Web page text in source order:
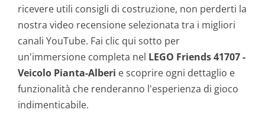
ricevere utili consigli di costruzione, non perderti la
nostra video recensione selezionata tra i migliori
canali YouTube. Fai clic qui sotto per
un'immersione completa nel LEGO Friends 41707 -
Veicolo Pianta-Alberi e scoprire ogni dettaglio e
funzionalità che renderanno l'esperienza di gioco
indimenticabile.